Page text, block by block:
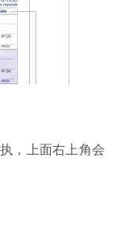
，上面右上角会